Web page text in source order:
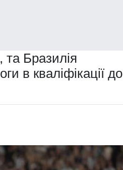
та Бразилія
в кваліфікації до